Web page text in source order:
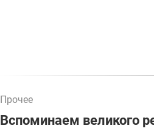
Прочее
Вспоминаем великого